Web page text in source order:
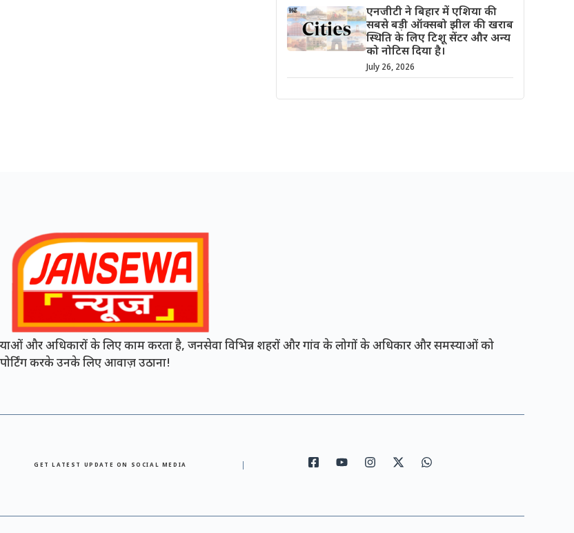
एनजीटी ने बिहार में एशिया की
सबसे बड़ी ऑक्सबो झील की खराब
स्थिति के लिए टिशू सेंटर और अन्य
को नोटिस दिया है।
July 26, 2026
और अधिकारों के लिए काम करता है, जनसेवा विभिन्न शहरों और गांव के लोगों के अधिकार और समस्याओं को
करके उनके लिए आवाज़ उठाना!
GET LATEST UPDATE ON SOCIAL MEDIA